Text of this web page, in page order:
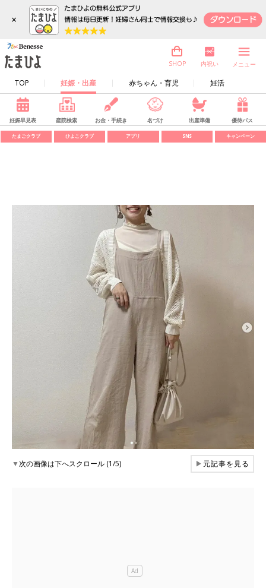
×
TOP 妊娠・出産 赤ちゃん・育児 妊活
SHOP 内祝い メニュー
妊娠早見表 産院検索 お金・手続き 名づけ 出産準備 優待パス
たまごクラブ ひよこクラブ アプリ SNS キャンペーン
▼次の画像は下へスクロール (1/5) ▶元記事を見る